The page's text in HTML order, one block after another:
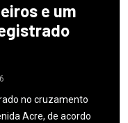
e um
no cruzamento
Acre, de acordo